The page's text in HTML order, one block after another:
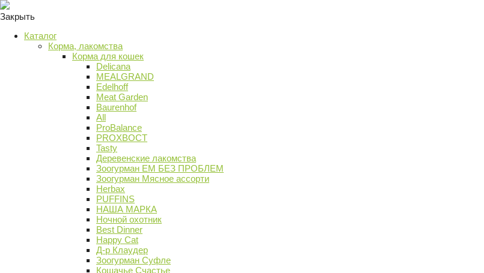
Закрыть
Каталог
Корма, лакомства
Корма для кошек
Delicana
MEALGRAND
Edelhoff
Meat Garden
Baurenhof
All
ProBalance
PROХВОСТ
Tasty
Деревенские лакомства
Зоогурман ЕМ БЕЗ ПРОБЛЕМ
Зоогурман Мясное ассорти
Herbax
PUFFINS
НАША МАРКА
Ночной охотник
Best Dinner
Happy Cat
Д-р Клаудер
Зоогурман Суфле
Кошачье Счастье